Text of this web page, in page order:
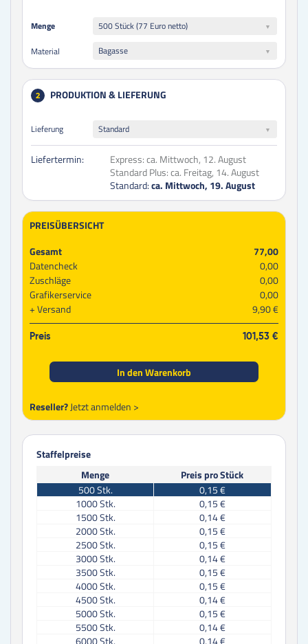
Menge 500 Stück (77 Euro netto)
Menge
Material Bagasse
2 PRODUKTION & LIEFERUNG
Lieferung Standard
Liefertermin: Express:ca. Mittwoch, 12. August
Standard Plus:ca. Freitag, 14. August
Standard:ca. Mittwoch, 19. August
PREISÜBERSICHT
Gesamt
77,00
Datencheck
0,00
Zuschläge
0,00
Grafikerservice
0,00
Versand
9,90 €
Preis 101,53 €
In den Warenkorb
Reseller?Jetzt anmelden >
Staffelpreise
Menge
Preis pro Stück
500Stk.
0,15 €
1000Stk.
0,15 €
1500Stk.
0,14 €
2000Stk.
0,15 €
2500Stk.
0,15 €
3000Stk.
0,14 €
3500Stk.
0,15 €
4000Stk.
0,15 €
4500Stk.
0,14 €
5000Stk.
0,15 €
5500Stk.
0,14 €
6000Stk. 0,14 €